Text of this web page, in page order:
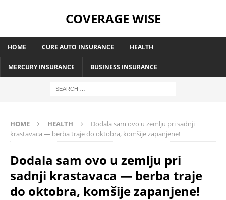
COVERAGE WISE
HOME CURE AUTO INSURANCE HEALTH
MERCURY INSURANCE BUSINESS INSURANCE
HOME HEALTH
Dodala sam ovo u zemlju pri sadnji
krastavaca — berba traje do oktobra, komšije zapanjene!
Dodala sam ovo u zemlju pri
sadnji krastavaca — berba traje
do oktobra, komšije zapanjene!